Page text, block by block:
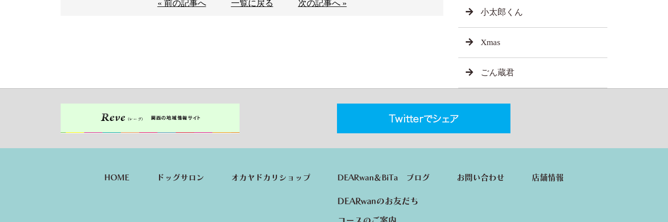
« 前の記事へ 一覧に戻る
次の記事へ »
小太郎くん
Xmas
ごん蔵君
HOME ドッグサロン オカヤドカリショップ DEARwan＆BiTa ブログ
DEARwanのお友だち
お問い合わせ 店舗情報